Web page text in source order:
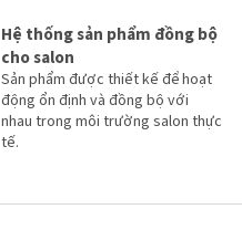
Hệ thống sản phẩm đồng bộ
cho salon
Sản phẩm được thiết kế để hoạt
động ổn định và đồng bộ với
nhau trong môi trường salon thực
tế.